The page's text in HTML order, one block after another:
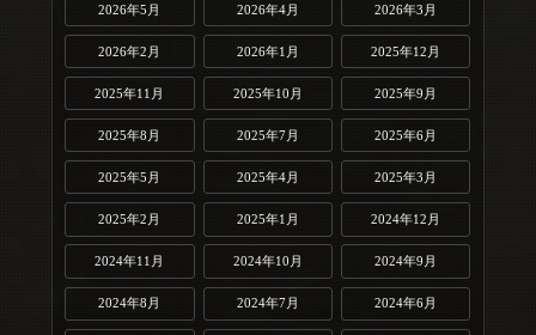
2026年5月 2026年4月 2026年3月
2026年2月 2026年1月 2025年12月
2025年11月 2025年10月 2025年9月
2025年8月 2025年7月 2025年6月
2025年5月 2025年4月 2025年3月
2025年2月 2025年1月 2024年12月
2024年11月 2024年10月 2024年9月
2024年8月 2024年7月 2024年6月